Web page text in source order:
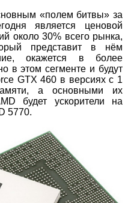
«полем битвы» за
является ценовой
около 30% всего рынка,
представит в нём
окажется в более
в этом сегменте и будут
GTX 460 в версиях с 1
а основными их
будет ускорители на
5770.